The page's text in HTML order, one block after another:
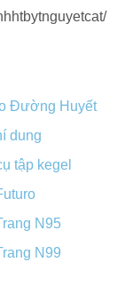
Đường Huyết
dung
tập kegel
N95
N99